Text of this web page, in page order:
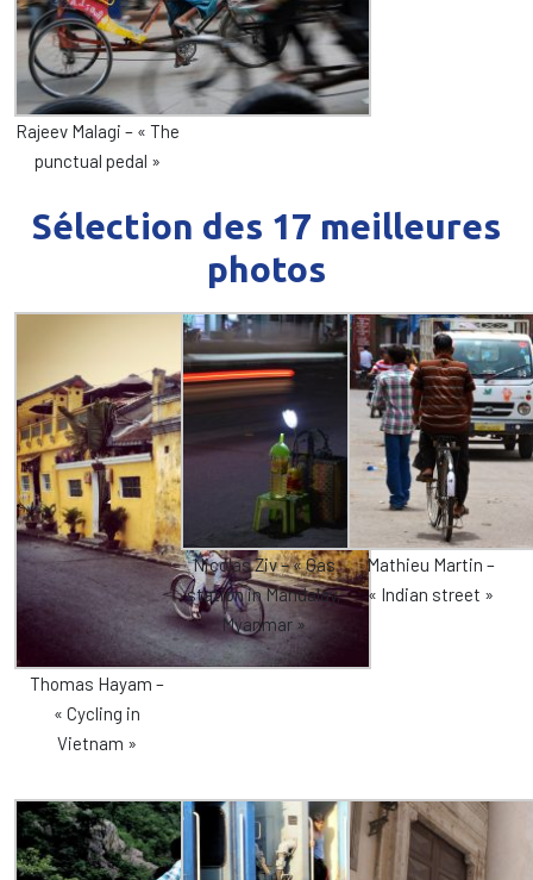
Rajeev Malagi – « The
punctual pedal »
Sélection des 17 meilleures
photos
Thomas Hayam –
« Cycling in
Vietnam »
Nicolas Ziv – « Gas
station in Mandalay,
Myanmar »
Mathieu Martin –
« Indian street »